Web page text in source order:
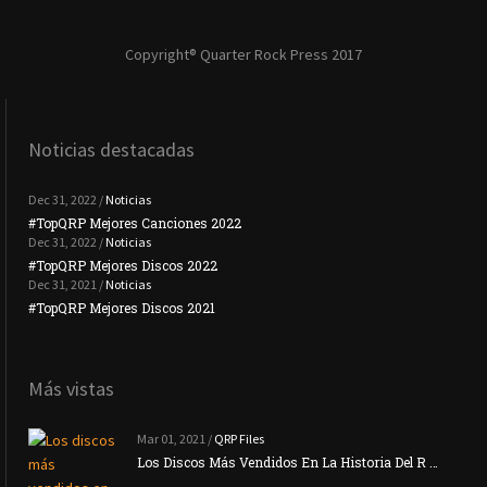
Copyright® Quarter Rock Press 2017
Noticias destacadas
Dec 31, 2022 / Noticias
#TopQRP Mejores Canciones 2022
Dec 31, 2022 / Noticias
#TopQRP Mejores Discos 2022
Dec 31, 2021 / Noticias
#TopQRP Mejores Discos 2021
Más vistas
Mar 01, 2021 / QRP Files
Los Discos Más Vendidos En La Historia Del R …